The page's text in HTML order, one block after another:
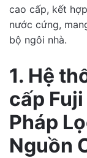
cao cấp, kết
nước cứng,
bộ ngôi nhà.
1. Hệ
cấp
Pháp
Nguồn
Write a
Rating
Review Title